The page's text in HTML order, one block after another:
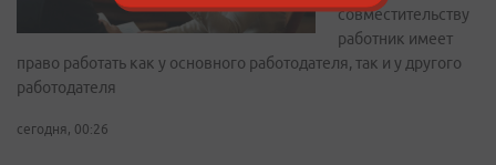
совместительству
работник имеет
право работать как у основного работодателя, так и у другого
работодателя
сегодня, 00:26